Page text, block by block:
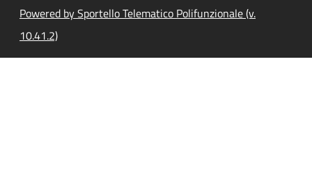
Powered by Sportello Telematico Polifunzionale (v.
10.41.2)